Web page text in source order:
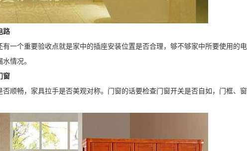
路
一个重要验收点就是家中的插座安装位置是否合理，够不够家中所要使用的电
情况。
窗
顺畅，家具拉手是否美观对称。门窗的话要检查门窗开关是否自如，门框、窗